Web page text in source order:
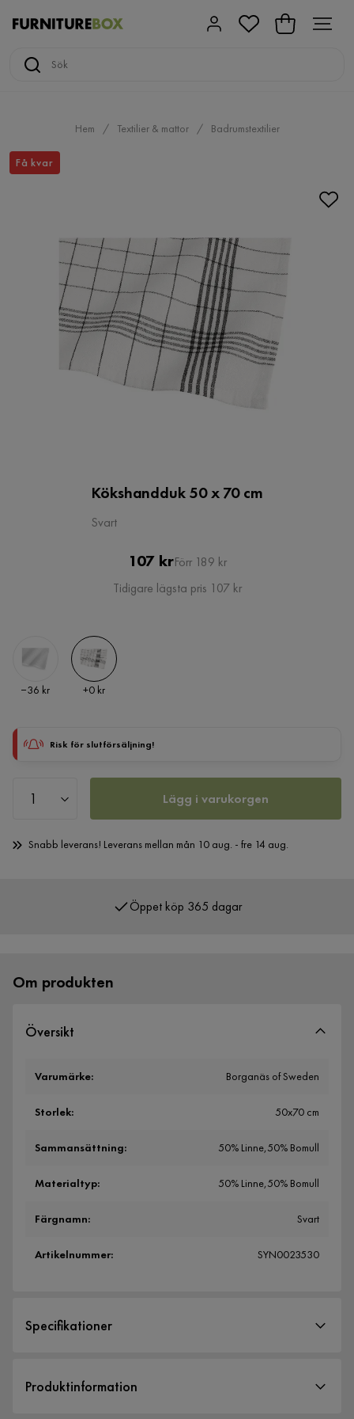
Hem Textilier & mattor Badrumstextilier
Få kvar
Kökshandduk 50 x 70 cm
Svart
Pris
107 krOriginal
Pris
Förr 189 kr
Tidigare lägsta pris 107 kr
Pris
−36 kr Pris
+0 kr
Risk för slutförsäljning!
Lägg i varukorgen
Snabb leverans! Leverans mellan mån 10 aug. - fre 14 aug.
Om produkten
Översikt
Varumärke: Borganäs of Sweden
Storlek: 50x70 cm
Sammansättning: 50% Linne,50% Bomull
Materialtyp: 50% Linne,50% Bomull
Färgnamn: Svart
Artikelnummer: SYN0023530
Specifikationer
Storlek
Produktinformation